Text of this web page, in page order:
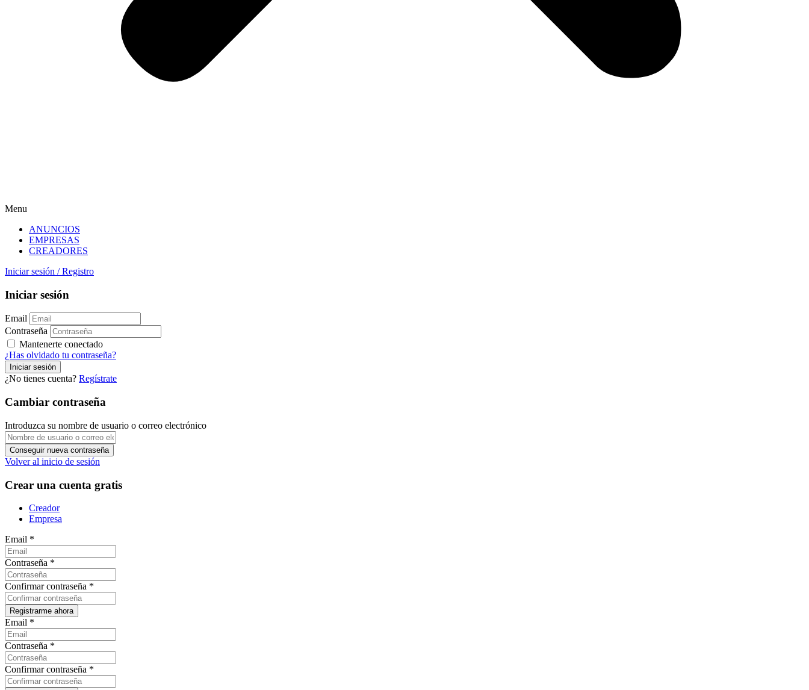
Menu
ANUNCIOS
EMPRESAS
CREADORES
Iniciar sesión / Registro
Iniciar sesión
Email
Contraseña
Mantenerte conectado
¿Has olvidado tu contraseña?
¿No tienes cuenta? Regístrate
Cambiar contraseña
Introduzca su nombre de usuario o correo electrónico
Volver al inicio de sesión
Crear una cuenta gratis
Creador
Empresa
Email *
Contraseña *
Confirmar contraseña *
Email *
Contraseña *
Confirmar contraseña *